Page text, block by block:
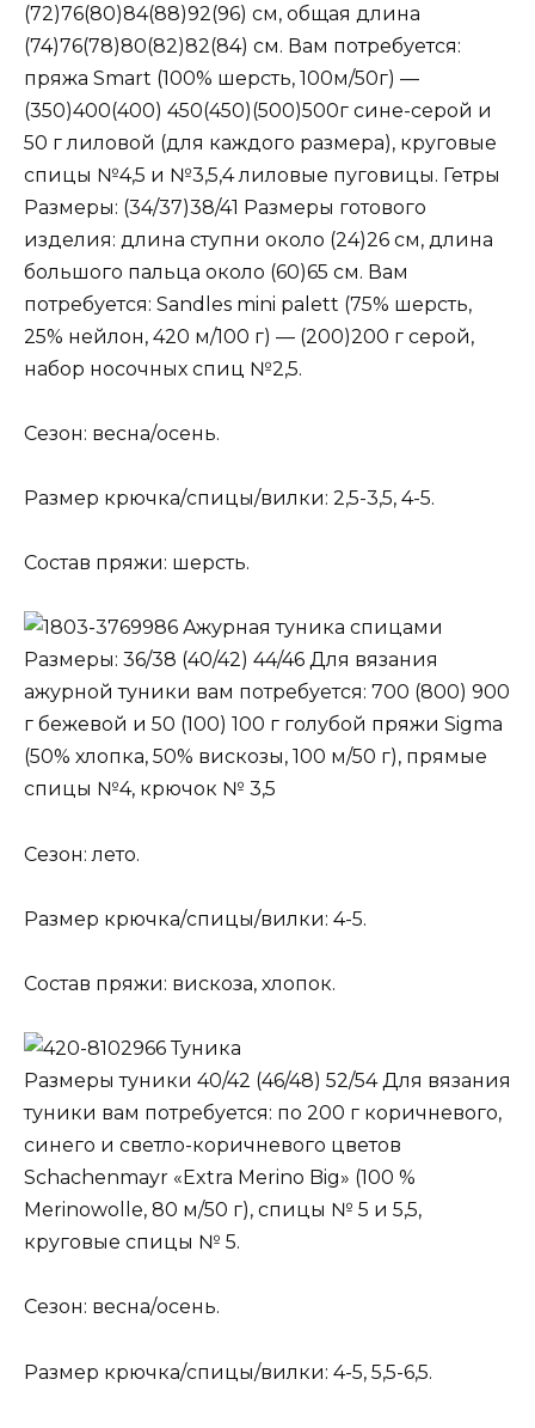
(72)76(80)84(88)92(96) см, общая длина
(74)76(78)80(82)82(84) см. Вам потребуется:
пряжа Smart (100% шерсть, 100м/50г) —
(350)400(400) 450(450)(500)500г сине-серой и
50 г лиловой (для каждого размера), круговые
спицы №4,5 и №3,5,4 лиловые пуговицы. Гетры
Размеры: (34/37)38/41 Размеры готового
изделия: длина ступни около (24)26 см, длина
большого пальца около (60)65 см. Вам
потребуется: Sandles mini palett (75% шерсть,
25% нейлон, 420 м/100 г) — (200)200 г серой,
набор носочных спиц №2,5.
Сезон: весна/осень.
Размер крючка/спицы/вилки: 2,5-3,5, 4-5.
Состав пряжи: шерсть.
Ажурная туника спицами
Размеры: 36/38 (40/42) 44/46 Для вязания
ажурной туники вам потребуется: 700 (800) 900
г бежевой и 50 (100) 100 г голубой пряжи Sigma
(50% хлопка, 50% вискозы, 100 м/50 г), прямые
спицы №4, крючок № 3,5
Сезон: лето.
Размер крючка/спицы/вилки: 4-5.
Состав пряжи: вискоза, хлопок.
Туника
Размеры туники 40/42 (46/48) 52/54 Для вязания
туники вам потребуется: по 200 г коричневого,
синего и светло-коричневого цветов
Schachenmayr «Extra Merino Big» (100 %
Merinowolle, 80 м/50 г), спицы № 5 и 5,5,
круговые спицы № 5.
Сезон: весна/осень.
Размер крючка/спицы/вилки: 4-5, 5,5-6,5.